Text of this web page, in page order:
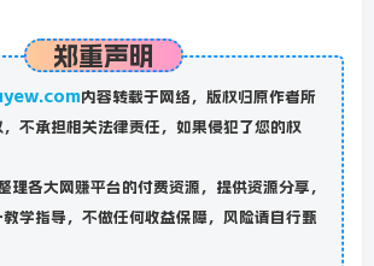
郑重声明
内容转载于网络，版权归原作者所
不承担相关法律责任，如果侵犯了您的权
理各大网赚平台的付费资源，提供资源分享，
学指导，不做任何收益保障，风险请自行甄